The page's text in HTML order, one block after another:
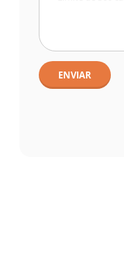
ENVIAR